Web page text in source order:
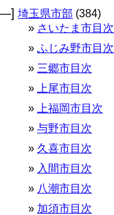
埼玉県市部 (384)
さいたま市目次
ふじみ野市目次
三郷市目次
上尾市目次
上福岡市目次
与野市目次
久喜市目次
入間市目次
八潮市目次
加須市目次